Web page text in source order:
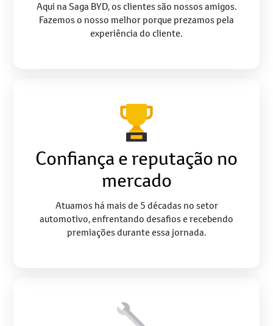
experiência do cliente.
Confiança e reputação no
mercado
Atuamos há mais de 5 décadas no setor
automotivo, enfrentando desafios e recebendo
premiações durante essa jornada.